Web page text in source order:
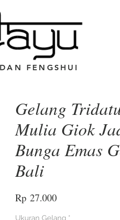
FENGSHUI
Gelang
Mulia Giok
Bunga Emas
Bali
Rp 27.000Harga